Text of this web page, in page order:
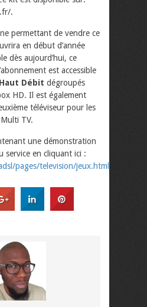
.
permettant de vendre ce
en début d’année
dès aujourd’hui, ce
est accessible
Haut Débit dégroupés
HD. Il est également
téléviseur pour les
TV.
une démonstration
service en cliquant ici :
pages/television/jeux.html